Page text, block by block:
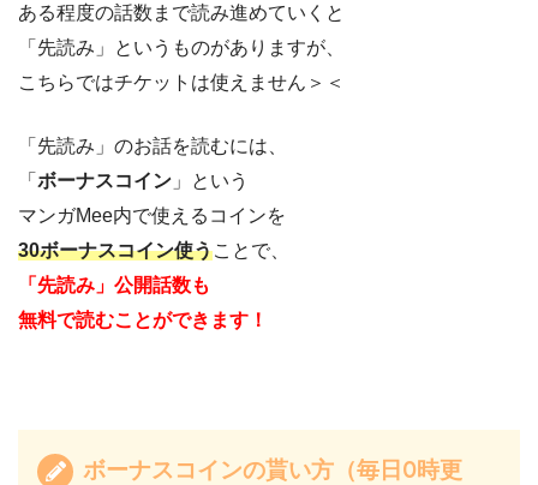
ある程度の話数まで読み進めていくと
「先読み」というものがありますが、
こちらではチケットは使えません＞＜
「先読み」のお話を読むには、
「 ボーナスコイン 」という
マンガMee内で使えるコインを
30ボーナスコイン使うことで、
「先読み」公開話数も
無料で読むことができます！
ボーナスコインの貰い方（毎日0時更